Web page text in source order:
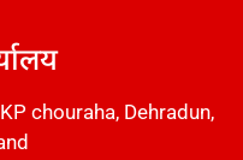
chouraha, Dehradun,